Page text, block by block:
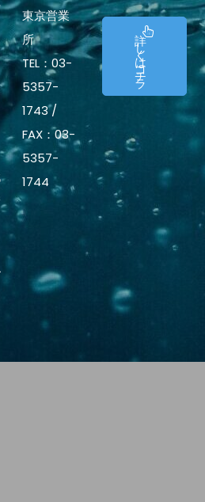
東京営業
所
TEL：03-
5357-
1743 /
FAX：03-
5357-
1744
詳
し
く
は
コ
チ
ラ